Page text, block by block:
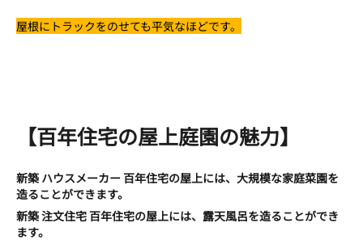
屋根にトラックをのせても平気なほどです。
【百年住宅の屋上庭園の魅力】
新築 ハウスメーカー 百年住宅の屋上には、大規模な家庭菜園を
造ることができます。
新築 注文住宅 百年住宅の屋上には、露天風呂を造ることができ
ます。